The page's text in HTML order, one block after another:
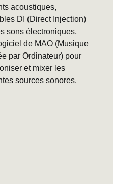
acoustiques,
DI (Direct Injection)
sons électroniques,
de MAO (Musique
par Ordinateur) pour
et mixer les
sources sonores.